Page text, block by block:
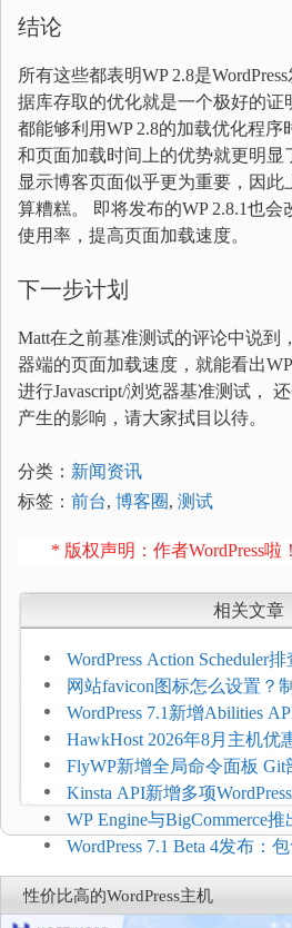
结论
所有这些都表明WP 2.8是
据库存取的优化就是一个极好的证
都能够利用WP 2.8的加载优化程序
和页面加载时间上的优势就更明显
显示博客页面似乎更为重要，因
算糟糕。 即将发布的WP 2.8.1也
使用率，提高页面加载速度。
下一步计划
Matt在之前基准测试的评论中说到
器端的页面加载速度，就能看出
进行Javascript/浏览器基准测试，
产生的影响，请大家拭目以待。
分类： 新闻资讯
标签： 前台, 博客圈, 测试
* 版权声明：作者WordPress啦
相关文章
WordPress Action Scheduler
压和订单延迟
网站favicon图标怎么设置？
加方法
WordPress 7.1新增Abilities
持REST API、MCP与AI代理
HawkHost 2026年8月主机优
$2.61/月，高性能主机同步
FlyWP新增全局命令面板
方便
Kinsta API新增多项
WP Engine与BigCommerce推
Connect：WordPress商店可
商能力
WordPress 7.1 Beta 4发布：
复，仅建议在测试环境体验
性价比高的WordPress主机